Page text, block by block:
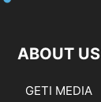
ABOUT US
GETI MEDIA